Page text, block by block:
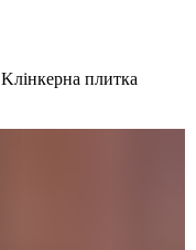
Kлінкерна плитка